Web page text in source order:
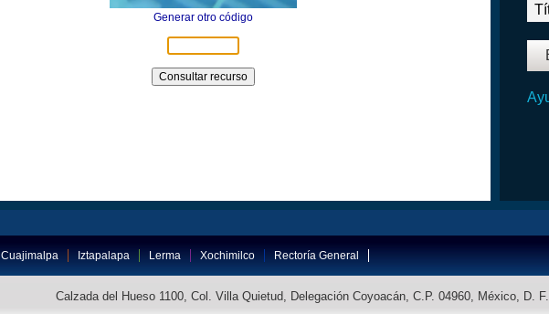
Generar otro código
Cuajimalpa Iztapalapa Lerma Xochimilco Rectoría General
Calzada del Hueso 1100, Col. Villa Quietud, Delegación Coyoacán, C.P. 04960, México, D.